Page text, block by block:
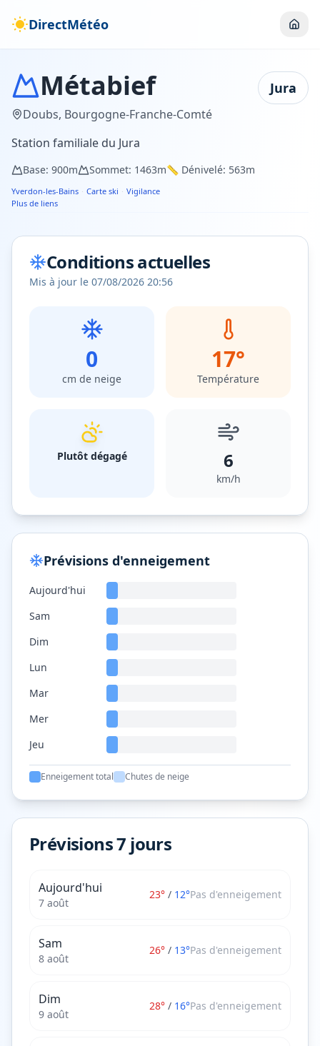
DirectMétéo
Métabief
Doubs, Bourgogne-Franche-Comté
Jura
Station familiale du Jura
Base: 900m Sommet: 1463m📏 Dénivelé: 563m
Yverdon-les-Bains · Carte ski · Vigilance
Plus de liens
Conditions actuelles
Mis à jour le 07/08/2026 20:56
0
cm de neige
17°
Température
Plutôt dégagé 6
km/h
Prévisions d'enneigement
Aujourd'hui
Sam
Dim
Lun
Mar
Mer
Jeu
Enneigement total Chutes de neige
Prévisions 7 jours
Aujourd'hui
7 août
23° / 12°Pas d'enneigement
Sam
8 août
26° / 13°Pas d'enneigement
Dim
9 août
28° / 16°Pas d'enneigement